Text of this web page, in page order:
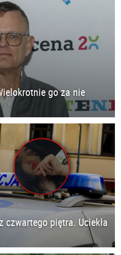
go za nie
czwartego piętra. Uciekła